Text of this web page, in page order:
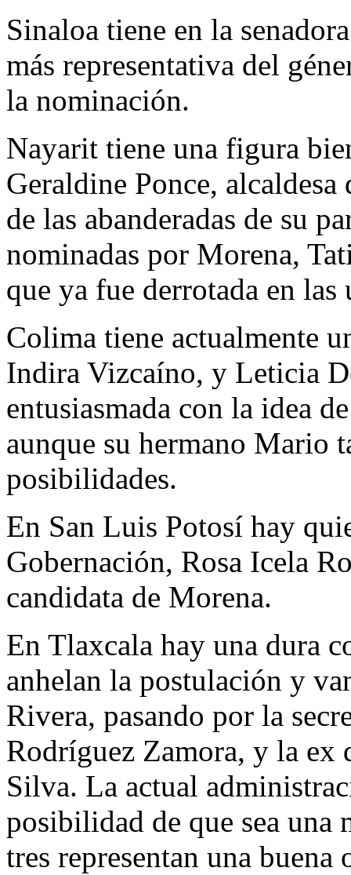
Sinaloa tiene en la
más representativa del
la nominación.
Nayarit tiene una figura
Geraldine Ponce, alcaldesa
de las abanderadas de su
nominadas por Morena,
que ya fue derrotada en las
Colima tiene actualmente
Indira Vizcaíno, y Leticia
entusiasmada con la idea
aunque su hermano Mario
posibilidades.
En San Luis Potosí hay
Gobernación, Rosa Icela
candidata de Morena.
En Tlaxcala hay una dura
anhelan la postulación y
Rivera, pasando por la
Rodríguez Zamora, y la ex
Silva. La actual
posibilidad de que sea una
tres representan una buena